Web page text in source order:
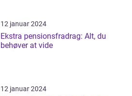
12 januar 2024
Ekstra pensionsfradrag: Alt, du
behøver at vide
12 januar 2024